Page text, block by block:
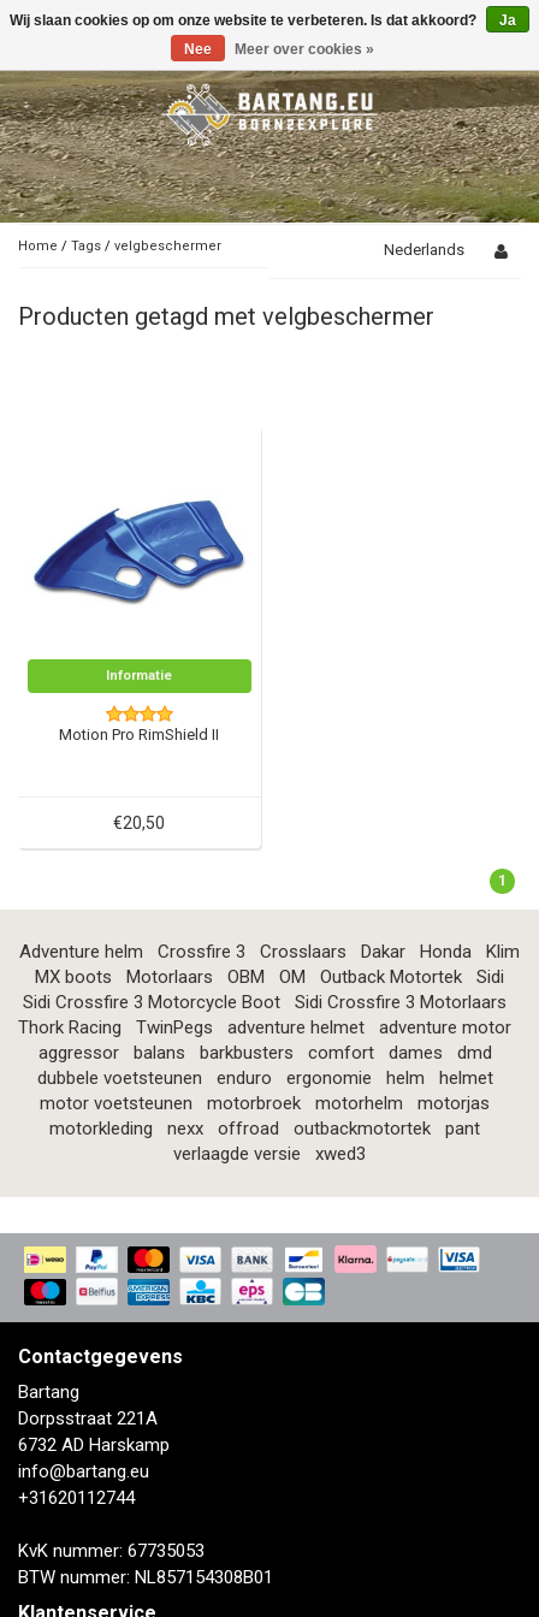
Toggle
Home / Tags / velgbeschermer Nederlands
Producten getagd met velgbeschermer
Informatie
Motion Pro RimShield II
€20,50
1
Adventure helm Crossfire 3 Crosslaars Dakar Honda
Klim
MX boots
Motorlaars OBM OM Outback Motortek
Sidi
Sidi Crossfire 3 Motorcycle Boot
Sidi Crossfire 3 Motorlaars
Thork Racing
TwinPegs adventure helmet
adventure motor
aggressor
balans barkbusters comfort dames
dmd
dubbele voetsteunen
enduro ergonomie helm
helmet
motor voetsteunen
motorbroek motorhelm
motorjas
motorkleding
nexx offroad outbackmotortek
pant
verlaagde versie
xwed3
Contactgegevens
Bartang
Dorpsstraat 221A
6732 AD Harskamp
info@bartang.eu
+31620112744
KvK nummer: 67735053
BTW nummer: NL857154308B01
Wij slaan cookies op om onze website te verbeteren. Is dat akkoord?
Ja
Nee
Meer over cookies »